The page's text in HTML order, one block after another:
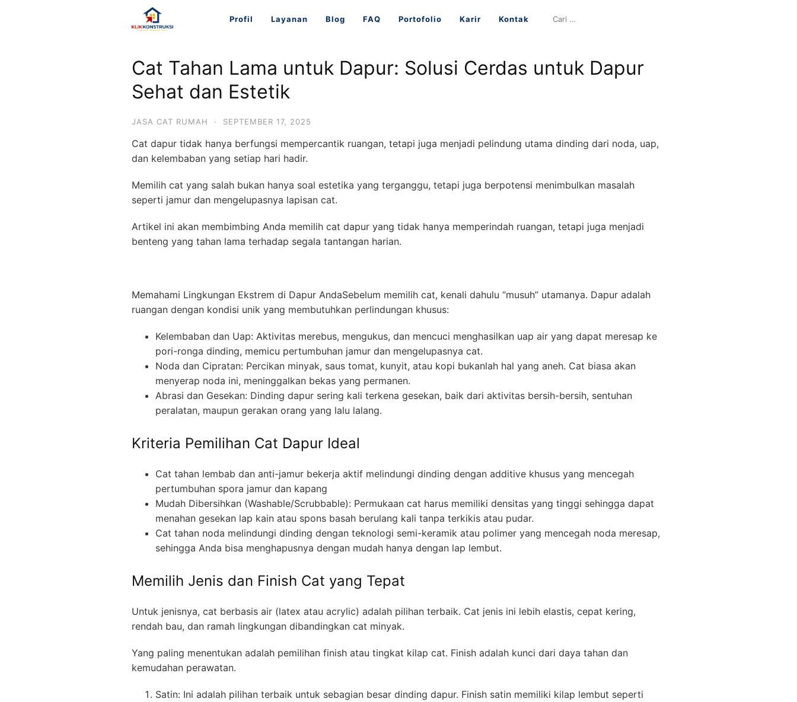
Profil Layanan Blog FAQ Portofolio Karir Kontak
Cat Tahan Lama untuk Dapur: Solusi Cerdas untuk Dapur
Sehat dan Estetik
JASA CAT RUMAH · SEPTEMBER 17, 2025
Cat dapur tidak hanya berfungsi mempercantik ruangan, tetapi juga menjadi pelindung utama dinding dari noda, uap,
dan kelembaban yang setiap hari hadir.
Memilih cat yang salah bukan hanya soal estetika yang terganggu, tetapi juga berpotensi menimbulkan masalah
seperti jamur dan mengelupasnya lapisan cat.
Artikel ini akan membimbing Anda memilih cat dapur yang tidak hanya memperindah ruangan, tetapi juga menjadi
benteng yang tahan lama terhadap segala tantangan harian.
Memahami Lingkungan Ekstrem di Dapur AndaSebelum memilih cat, kenali dahulu “musuh” utamanya. Dapur adalah
ruangan dengan kondisi unik yang membutuhkan perlindungan khusus:
Kelembaban dan Uap: Aktivitas merebus, mengukus, dan mencuci menghasilkan uap air yang dapat meresap ke
pori-ronga dinding, memicu pertumbuhan jamur dan mengelupasnya cat.
Noda dan Cipratan: Percikan minyak, saus tomat, kunyit, atau kopi bukanlah hal yang aneh. Cat biasa akan
menyerap noda ini, meninggalkan bekas yang permanen.
Abrasi dan Gesekan: Dinding dapur sering kali terkena gesekan, baik dari aktivitas bersih-bersih, sentuhan
peralatan, maupun gerakan orang yang lalu lalang.
Kriteria Pemilihan Cat Dapur Ideal
Cat tahan lembab dan anti-jamur bekerja aktif melindungi dinding dengan additive khusus yang mencegah
pertumbuhan spora jamur dan kapang
Mudah Dibersihkan (Washable/Scrubbable): Permukaan cat harus memiliki densitas yang tinggi sehingga dapat
menahan gesekan lap kain atau spons basah berulang kali tanpa terkikis atau pudar.
Cat tahan noda melindungi dinding dengan teknologi semi-keramik atau polimer yang mencegah noda meresap,
sehingga Anda bisa menghapusnya dengan mudah hanya dengan lap lembut.
Memilih Jenis dan Finish Cat yang Tepat
Untuk jenisnya, cat berbasis air (latex atau acrylic) adalah pilihan terbaik. Cat jenis ini lebih elastis, cepat kering,
rendah bau, dan ramah lingkungan dibandingkan cat minyak.
Yang paling menentukan adalah pemilihan finish atau tingkat kilap cat. Finish adalah kunci dari daya tahan dan
kemudahan perawatan.
Satin: Ini adalah pilihan terbaik untuk sebagian besar dinding dapur. Finish satin memiliki kilap lembut seperti